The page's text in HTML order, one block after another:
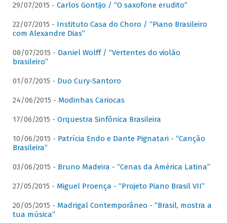
29/07/2015 - Carlos Gontijo / “O saxofone erudito”
22/07/2015 - Instituto Casa do Choro / “Piano Brasileiro
com Alexandre Dias”
08/07/2015 - Daniel Wolff / “Vertentes do violão
brasileiro”
01/07/2015 - Duo Cury-Santoro
24/06/2015 - Modinhas Cariocas
17/06/2015 - Orquestra Sinfônica Brasileira
10/06/2015 - Patrícia Endo e Dante Pignatari - “Canção
Brasileira”
03/06/2015 - Bruno Madeira - “Cenas da América Latina”
27/05/2015 - Miguel Proença - “Projeto Piano Brasil VII”
20/05/2015 - Madrigal Contemporâneo - “Brasil, mostra a
tua música”